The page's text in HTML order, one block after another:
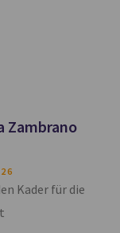
Zambrano
Kader für die